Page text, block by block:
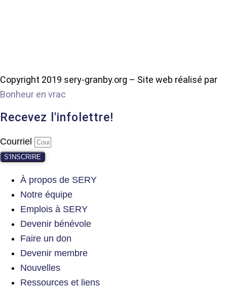
Copyright 2019 sery-granby.org – Site web réalisé par
Bonheur en vrac
Recevez l'infolettre!
Courriel
S'INSCRIRE
À propos de SERY
Notre équipe
Emplois à SERY
Devenir bénévole
Faire un don
Devenir membre
Nouvelles
Ressources et liens